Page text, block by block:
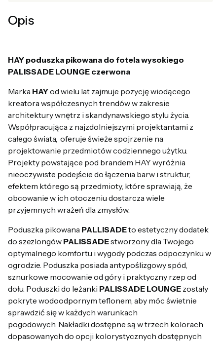
Opis
HAY poduszka pikowana do fotela wysokiego
PALISSADE LOUNGE czerwona
Marka HAYod wielu lat zajmuje pozycję wiodącego
kreatora współczesnych trendów w zakresie
architektury wnętrz i skandynawskiego stylu życia.
Współpracująca z najzdolniejszymi projektantami z
całego świata, oferuje świeże spojrzenie na
projektowanie przedmiotów codziennego użytku.
Projekty powstające pod brandem HAY wyróżnia
nieoczywiste podejście do łączenia barw i struktur,
efektem którego są przedmioty, które sprawiają, że
obcowanie w ich otoczeniu dostarcza wiele
przyjemnych wrażeń dla zmysłów.
Poduszka pikowana PALLISADEto estetyczny dodatek
do szezlongów PALISSADEstworzony dla Twojego
optymalnego komfortu i wygody podczas odpoczynku w
ogrodzie. Poduszka posiada antypoślizgowy spód,
sznurkowe mocowanie od góry i praktyczny rzep od
dołu. Poduszki do leżanki PALISSADE LOUNGE zostały
pokryte wodoodpornym teflonem, aby móc świetnie
sprawdzić się w każdych warunkach
pogodowych. Nakładki dostępne są w trzech kolorach
dopasowanych do opcji kolorystycznych dostępnych